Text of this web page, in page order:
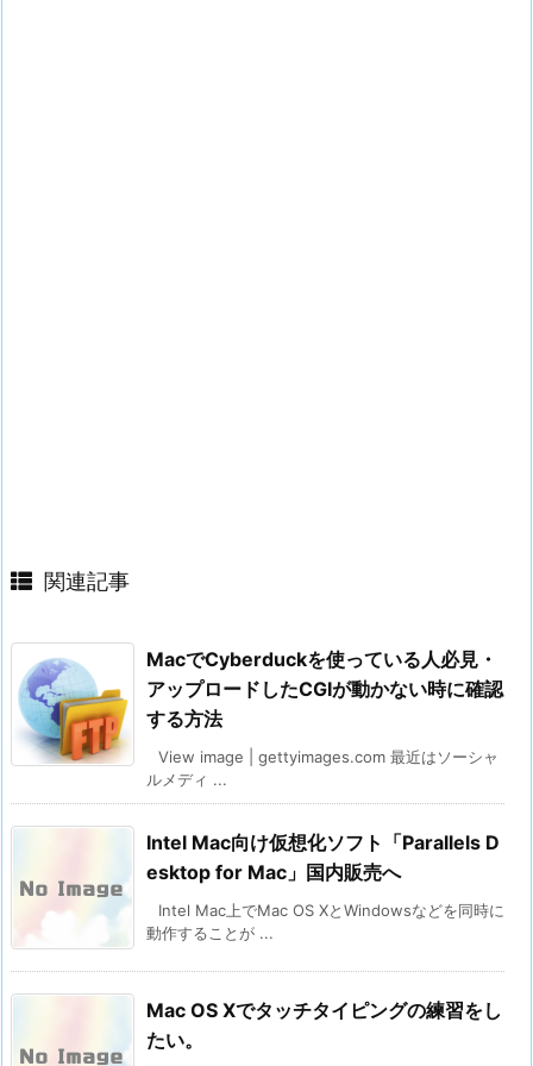
関連記事
MacでCyberduckを使っている人必見・
アップロードしたCGIが動かない時に確認
する方法
View image | gettyimages.com 最近はソーシャ
ルメディ ...
Intel Mac向け仮想化ソフト「Parallels D
esktop for Mac」国内販売へ
Intel Mac上でMac OS XとWindowsなどを同時に
動作することが ...
Mac OS Xでタッチタイピングの練習をし
たい。